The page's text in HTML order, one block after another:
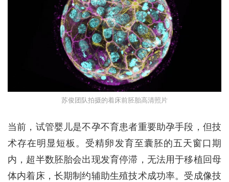
苏俊团队拍摄的着床前胚胎高清照片
当前，试管婴儿是不孕不育患者重要助孕手段，但技
术存在明显短板。受精卵发育至囊胚的五天窗口期
内，超半数胚胎会出现发育停滞，无法用于移植回母
体内着床，长期制约辅助生殖技术成功率。受成像技